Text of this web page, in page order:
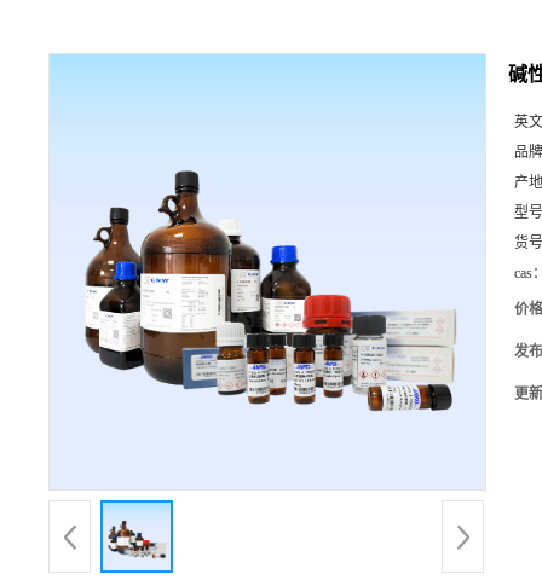
碱
英
品
产
型
货
cas
价
发
更